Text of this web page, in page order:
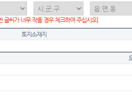
글씨가 너무 작을 경우 체크하여 주십시오]
토지소재지